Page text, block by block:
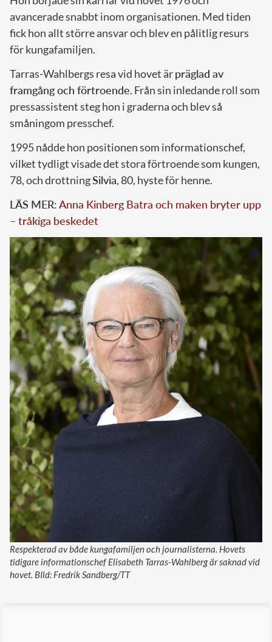
avancerade snabbt inom organisationen. Med tiden
fick hon allt större ansvar och blev en pålitlig resurs
för kungafamiljen.
Tarras-Wahlbergs resa vid hovet ärpräglad av
framgång och förtroende.Från sin inledande roll som
pressassistent steg hon i graderna och blev så
småningom presschef.
1995 nådde hon positionen som informationschef,
vilket tydligt visade det stora förtroende som kungen,
78, och drottningSilvia, 80, hyste för henne.
LÄS MER:Anna Kinberg Batra och maken bryter upp
– tråkiga beskedet
Respekterad av både kungafamiljen och journalisterna. Hovets
tidigare informationschef Elisabeth Tarras-Wahlberg är saknad vid
hovet. BIld: Fredrik Sandberg/TT